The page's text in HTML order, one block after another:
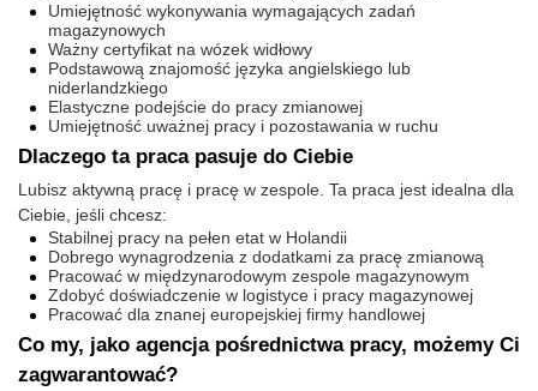
Umiejętność wykonywania wymagających zadań
magazynowych
Ważny certyfikat na wózek widłowy
Podstawową znajomość języka angielskiego lub
niderlandzkiego
Elastyczne podejście do pracy zmianowej
Umiejętność uważnej pracy i pozostawania w ruchu
Dlaczego ta praca pasuje do Ciebie
Lubisz aktywną pracę i pracę w zespole. Ta praca jest idealna dla
Ciebie, jeśli chcesz:
Stabilnej pracy na pełen etat w Holandii
Dobrego wynagrodzenia z dodatkami za pracę zmianową
Pracować w międzynarodowym zespole magazynowym
Zdobyć doświadczenie w logistyce i pracy magazynowej
Pracować dla znanej europejskiej firmy handlowej
Co my, jako agencja pośrednictwa pracy, możemy Ci
zagwarantować?